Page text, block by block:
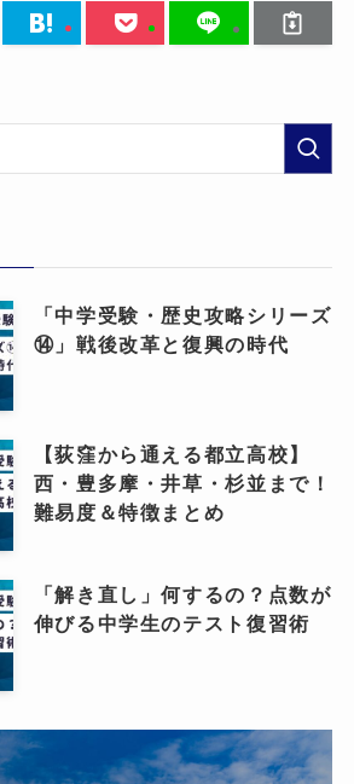
「中学受験・歴史攻略シリーズ
⑭」戦後改革と復興の時代
【荻窪から通える都立高校】
西・豊多摩・井草・杉並まで！
難易度＆特徴まとめ
「解き直し」何するの？点数が
伸びる中学生のテスト復習術